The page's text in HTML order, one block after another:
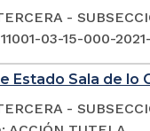
-
03-15-000-
Estado Sala de
-